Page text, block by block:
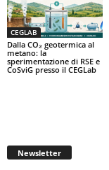
CEGLAB
Dalla CO₂ geotermica al
metano: la
sperimentazione di RSE e
CoSviG presso il CEGLab
Newsletter